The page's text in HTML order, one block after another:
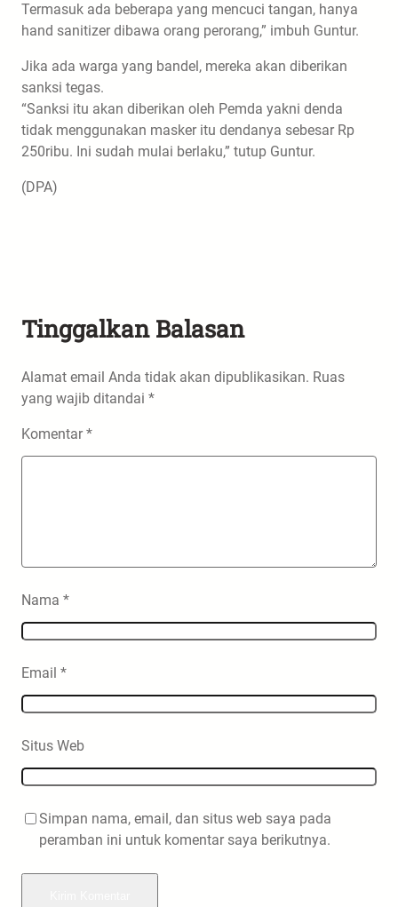
Termasuk ada beberapa yang mencuci tangan, hanya
hand sanitizer dibawa orang perorang,” imbuh Guntur.
Jika ada warga yang bandel, mereka akan diberikan
sanksi tegas.
“Sanksi itu akan diberikan oleh Pemda yakni denda
tidak menggunakan masker itu dendanya sebesar Rp
250ribu. Ini sudah mulai berlaku,” tutup Guntur.
(DPA)
Tinggalkan Balasan
Alamat email Anda tidak akan dipublikasikan. Ruas
yang wajib ditandai *
Komentar*
Nama *
Email *
Situs Web
Simpan nama, email, dan situs web saya pada
peramban ini untuk komentar saya berikutnya.